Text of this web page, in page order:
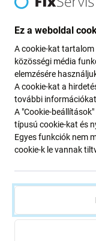
az
a készülék
a készülék
a készülék
a készülék
állapotát
Minőség: Eredeti
alkatrész, azaz a
szállítja. Az
piacon, és 100%-
Ez a weboldal
A cookie-kat tartalom
közösségi média
elemzésére
A cookie-kat a
további
A "Cookie-
típusú cookie-kat és
Egyes funkciók nem
cookie-k le vannak